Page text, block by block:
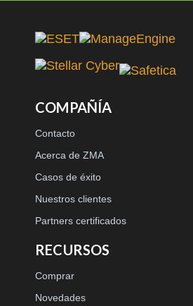
COMPAÑÍA
Contacto
Acerca de ZMA
Casos de éxito
Nuestros clientes
Partners certificados
RECURSOS
Comprar
Novedades